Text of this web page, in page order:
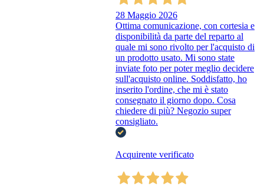
28 Maggio 2026
Ottima comunicazione, con cortesia e
disponibilità da parte del reparto al
quale mi sono rivolto per l'acquisto di
un prodotto usato. Mi sono state
inviate foto per poter meglio decidere
sull'acquisto online. Soddisfatto, ho
inserito l'ordine, che mi è stato
consegnato il giorno dopo. Cosa
chiedere di più? Negozio super
consigliato.
Acquirente verificato